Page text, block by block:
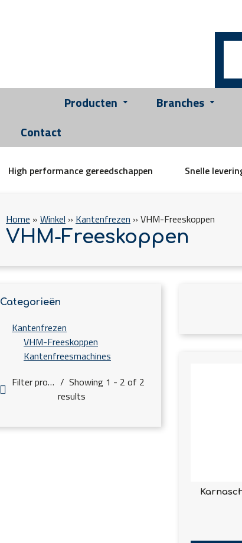
Producten
Branches
Contact
High performance gereedschappen Snelle
Home » Winkel » Kantenfrezen » VHM-Freeskoppen
VHM-Freeskoppen
Categorieën
Kantenfrezen
VHM-Freeskoppen
Kantenfreesmachines
Filter products
Showing 1 - 2 of 2
results